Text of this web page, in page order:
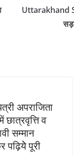
Uttarakhand
अपराजिता
छात्रवृत्ति व
सम्मान
पूरी